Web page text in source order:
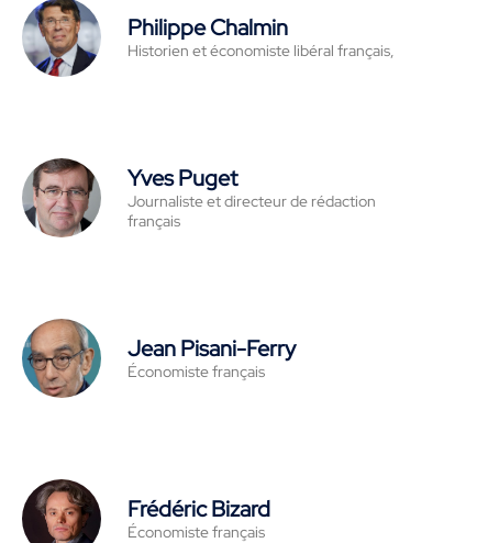
Philippe Chalmin
Historien et économiste libéral français,
Yves Puget
Journaliste et directeur de rédaction
français
Jean Pisani-Ferry
Économiste français
Frédéric Bizard
Économiste français